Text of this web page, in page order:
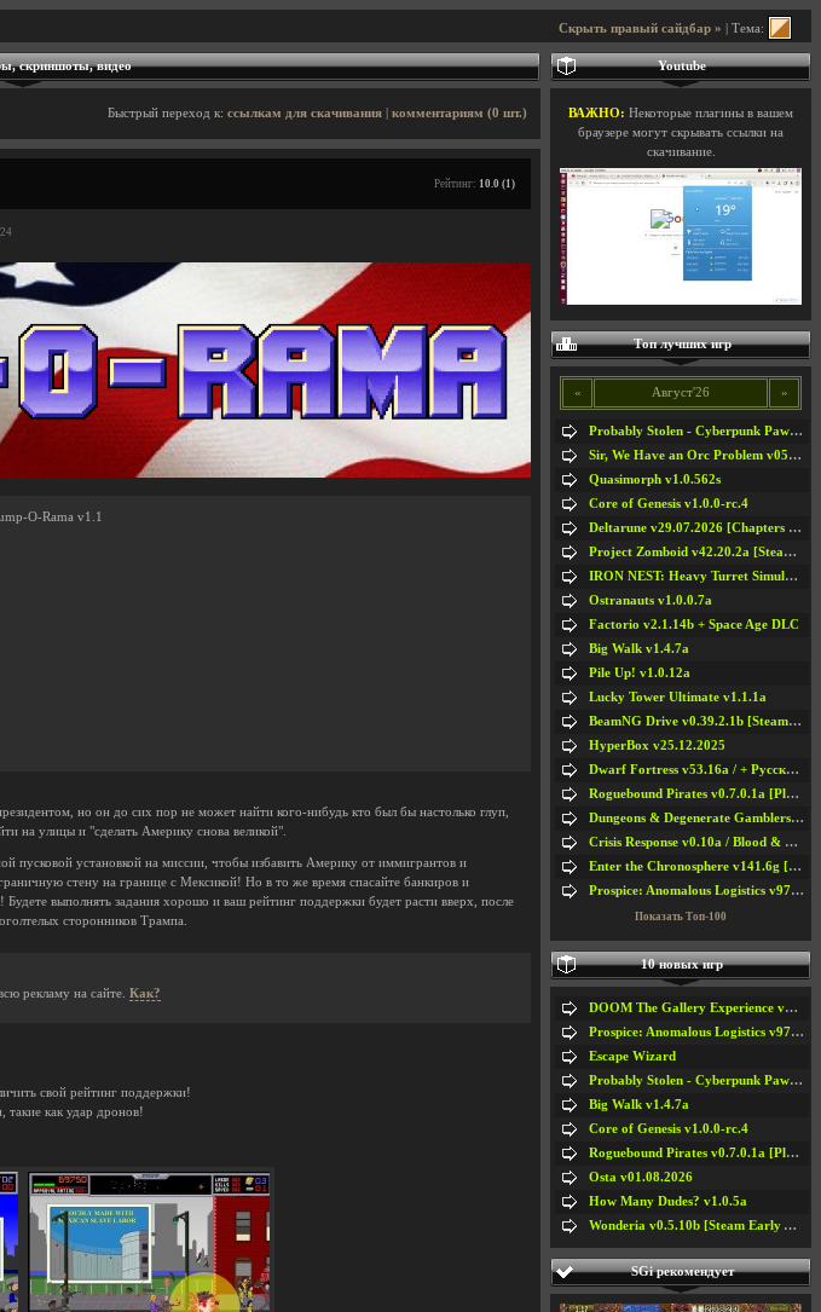
Скрыть правый сайдбар » | Тема:
скриншоты, видео
Быстрый переход к: ссылкам для скачивания комментариям (0 шт.)
Рейтинг: 10.0 (1)
O-Rama v1.1
но он до сих пор не может найти кого-нибудь кто был бы настолько глуп,
на улицы и "сделать Америку снова великой".
пусковой установкой на миссии, чтобы избавить Америку от иммигрантов и
стену на границе с Мексикой! Но в то же время спасайте банкиров и
выполнять задания хорошо и ваш рейтинг поддержки будет расти вверх, после
сторонников Трампа.
рекламу на сайте. Как?
свой рейтинг поддержки!
такие как удар дронов!
Youtube
ВАЖНО: Некоторые плагины в вашем
браузере могут скрывать ссылки на
скачивание.
Топ лучших игр
« Август'26 »
Probably Stolen - Cyberpunk Pawnshop Simulator v048c [Playtest]
Sir, We Have an Orc Problem v05.08.2026
Quasimorph v1.0.562s
Core of Genesis v1.0.0-rc.4
Deltarune v29.07.2026 [Chapters 1-5] / + RUS [Chapters 1-5]
Project Zomboid v42.20.2a [Steam Early Access]
IRON NEST: Heavy Turret Simulator v1.0a
Ostranauts v1.0.0.7a
Factorio v2.1.14b + Space Age DLC
Big Walk v1.4.7a
Pile Up! v1.0.12a
Lucky Tower Ultimate v1.1.1a
BeamNG Drive v0.39.2.1b [Steam Early Access]
HyperBox v25.12.2025
Dwarf Fortress v53.16a / + Русская Версия v50.12a
Roguebound Pirates v0.7.0.1a [Playtest]
Dungeons & Degenerate Gamblers v2.0.2a
Crisis Response v0.10a / Blood & Bullet
Enter the Chronosphere v141.6g [Steam Early Access]
Prospice: Anomalous Logistics v97 [Playtest]
Показать Топ-100
10 новых игр
DOOM The Gallery Experience v1.4.2
Prospice: Anomalous Logistics v97 [Playtest]
Escape Wizard
Probably Stolen - Cyberpunk Pawnshop Simulator v048c [Playtest]
Big Walk v1.4.7a
Core of Genesis v1.0.0-rc.4
Roguebound Pirates v0.7.0.1a [Playtest]
Osta v01.08.2026
How Many Dudes? v1.0.5a
Wonderia v0.5.10b [Steam Early Access]
SGi рекомендует